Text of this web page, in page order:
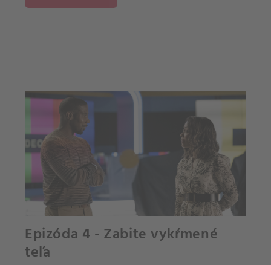
Epizóda 4 - Zabite vykŕmené
teľa